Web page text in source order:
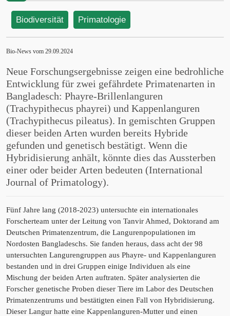
Biodiversität Primatologie
Bio-News vom 29.09.2024
Neue Forschungsergebnisse zeigen eine bedrohliche
Entwicklung für zwei gefährdete Primatenarten in
Bangladesch: Phayre-Brillenlanguren
(Trachypithecus phayrei) und Kappenlanguren
(Trachypithecus pileatus). In gemischten Gruppen
dieser beiden Arten wurden bereits Hybride
gefunden und genetisch bestätigt. Wenn die
Hybridisierung anhält, könnte dies das Aussterben
einer oder beider Arten bedeuten (International
Journal of Primatology).
Fünf Jahre lang (2018-2023) untersuchte ein internationales
Forscherteam unter der Leitung von Tanvir Ahmed, Doktorand am
Deutschen Primatenzentrum, die Langurenpopulationen im
Nordosten Bangladeschs. Sie fanden heraus, dass acht der 98
untersuchten Langurengruppen aus Phayre- und Kappenlanguren
bestanden und in drei Gruppen einige Individuen als eine
Mischung der beiden Arten auftraten. Später analysierten die
Forscher genetische Proben dieser Tiere im Labor des Deutschen
Primatenzentrums und bestätigten einen Fall von Hybridisierung.
Dieser Langur hatte eine Kappenlanguren-Mutter und einen